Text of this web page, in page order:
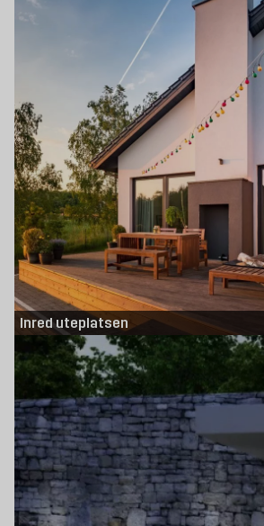
Inred uteplatsen